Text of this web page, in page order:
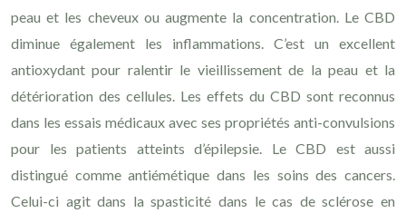
peau et les cheveux ou augmente la concentration. Le CBD
diminue également les inflammations. C’est un excellent
antioxydant pour ralentir le vieillissement de la peau et la
détérioration des cellules. Les effets du CBD sont reconnus
dans les essais médicaux avec ses propriétés anti-convulsions
pour les patients atteints d’épilepsie. Le CBD est aussi
distingué comme antiémétique dans les soins des cancers.
Celui-ci agit dans la spasticité dans le cas de sclérose en